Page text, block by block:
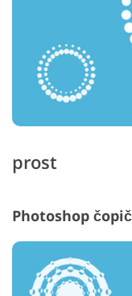
prost
Photoshop